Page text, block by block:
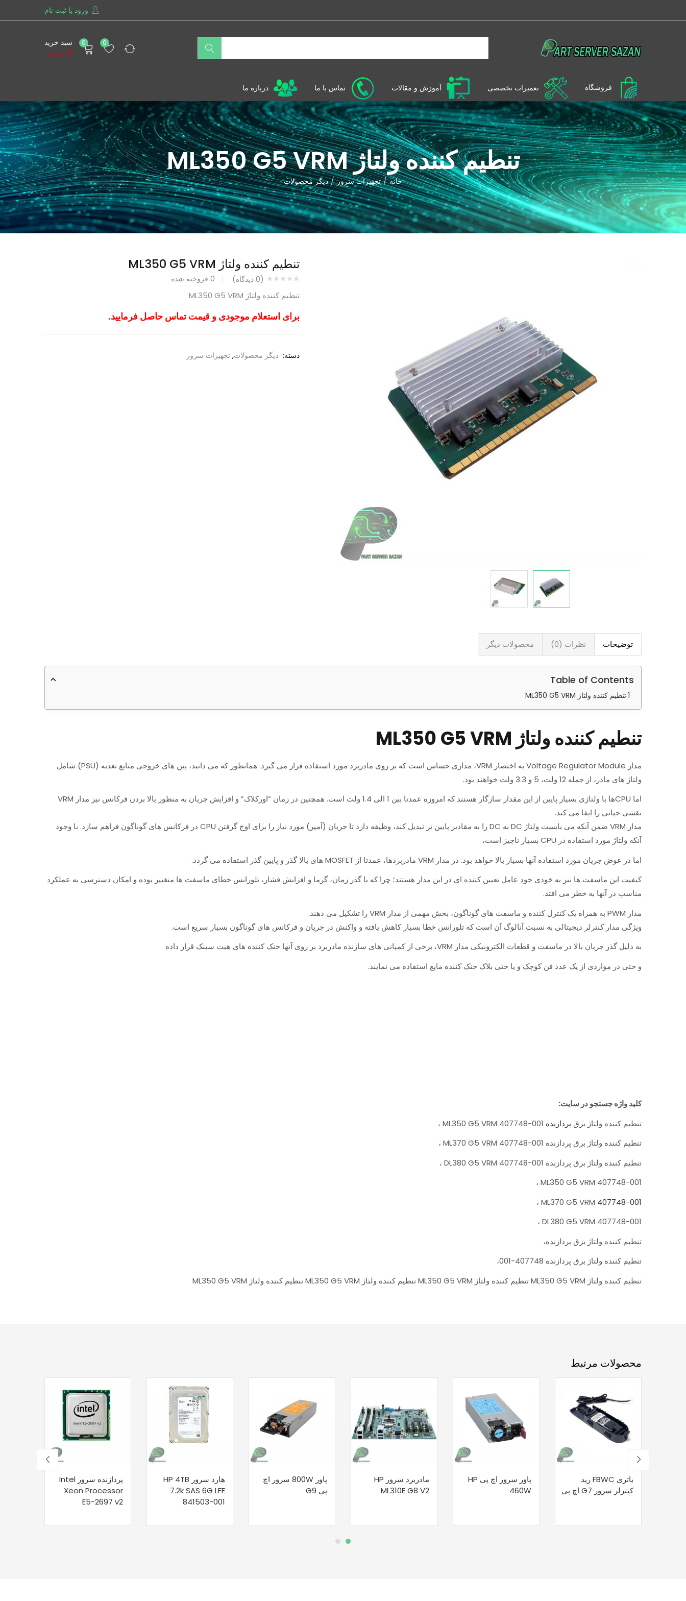
ورود یا ثبت نام
0
0 سبد خرید
0 تومان
فروشگاه تعمیرات تخصصی آموزش و مقالات تماس با ما درباره ما
تنطیم کننده ولتاژ ML350 G5 VRM
خانه تجهیزات سرور دیگر محصولات
تنطیم کننده ولتاژ ML350 G5 VRM
(
0 دیدگاه) 0 فروخته شده
تنطیم کننده ولتاژ ML350 G5 VRM
برای استعلام موجودی و قیمت تماس حاصل فرمایید.
دسته: دیگر محصولات, تجهیزات سرور
توضیحات نظرات (0) محصولات دیگر
Table of Contents
تنطیم کننده ولتاژ ML350 G5 VRM
تنطیم کننده ولتاژ ML350 G5 VRM
مدار Voltage Regulator Module به اختصار VRM، مداری حساس است که بر روی مادربرد مورد استفاده قرار می گیرد. همانطور که می دانید، پین های خروجی منابع تغذیه (PSU) شامل
ولتاژ های مادر، از جمله 12 ولت، 5 و 3.3 ولت خواهند بود.
اما CPUها با ولتاژی بسیار پایین از این مقدار سازگار هستند که امروزه عمدتا بین 1 الی 1.4 ولت است. همچنین در زمان “اورکلاک” و افزایش جریان به منظور بالا بردن فرکانس نیز مدار VRM
نقشی حیاتی را ایفا می کند.
مدار VRM ضمن آنکه می بایست ولتاژ DC به DC را به مقادیر پایین تر تبدیل کند، وظیفه دارد تا جریان (آمپر) مورد نیاز را برای اوج گرفتن CPU در فرکانس های گوناگون فراهم سازد. با وجود
آنکه ولتاژ مورد استفاده در CPU بسیار ناچیز است،
اما در عوض جریان مورد استفاده آنها بسیار بالا خواهد بود. در مدار VRM مادربردها، عمدتا از MOSFET های بالا گذر و پایین گذر استفاده می گردد.
کیفیت این ماسفت ها نیز به خودی خود عامل تعیین کننده ای در این مدار هستند؛ چرا که با گذر زمان، گرما و افزایش فشار، تلورانس خطای ماسفت ها متغییر بوده و امکان دسترسی به عملکرد
مناسب در آنها به خطر می افتد.
مدار PWM به همراه یک کنترل کننده و ماسفت های گوناگون، بخش مهمی از مدار VRM را تشکیل می دهند.
ویژگی مدار کنترلر دیجیتالی به نسبت آنالوگ آن است که تلورانس خطا بسیار کاهش یافته و واکنش در جریان و فرکانس های گوناگون بسیار سریع است.
به دلیل گذر جریان بالا در ماسفت و قطعات الکترونیکی مدار VRM، برخی از کمپانی های سازنده مادربرد بر روی آنها خنک کننده های هیت سینک قرار داده
و حتی در مواردی از یک عدد فن کوچک و یا حتی بلاک خنک کننده مایع استفاده می نمایند.
کلید واژه جستجو در سایت:
تنطیم کننده ولتاژ برق پردازنده
تنطیم کننده ولتاژ برق پردازنده ML370 G5 VRM 407748-001 ،
تنطیم کننده ولتاژ برق پردازنده DL380 G5 VRM 407748-001 ،
ML350 G5 VRM 407748-001 ،
ML370 G5 VRM 407748-001
،
DL380 G5 VRM 407748-001 ،
تنطیم کننده ولتاژ برق پردازنده،
تنطیم کننده ولتاژ برق پردازنده 407748-001،
تنطیم کننده ولتاژ ML350 G5 VRM تنطیم کننده ولتاژ ML350 G5 VRM تنطیم کننده ولتاژ ML350 G5 VRM تنطیم کننده ولتاژ ML350 G5 VRM
محصولات مرتبط
باتری FBWC رید
کنترلر سرور G7 اچ پی
پاور سرور اچ پی HP
460W
مادربرد سرور HP
ML310E G8 V2
پاور 800W سرور اچ
پی G9
هارد سرور HP 4TB
7.2k SAS 6G LFF
841503-001
پردازنده سرور Intel
Xeon Processor
E5-2697 v2